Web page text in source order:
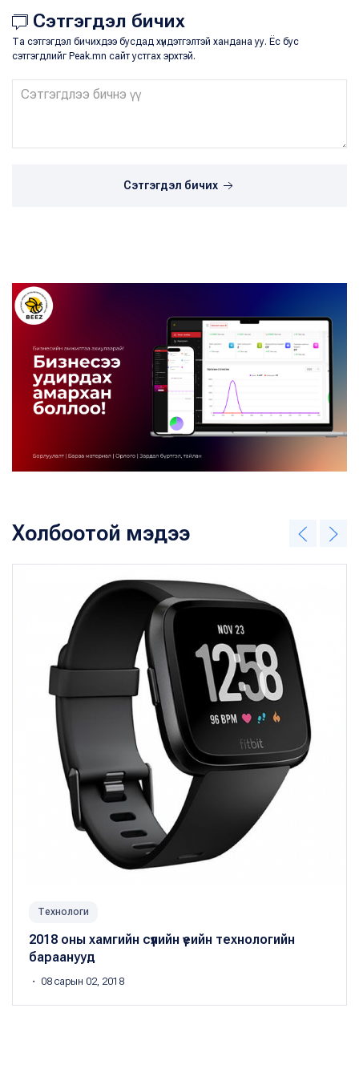
Сэтгэгдэл бичих
Та сэтгэгдэл бичихдээ бусдад хүндэтгэлтэй хандана уу. Ёс бус
сэтгэгдлийг Peak.mn сайт устгах эрхтэй.
Сэтгэгдэл бичих
Холбоотой мэдээ
Технологи
2018 оны хамгийн сүүлийн үеийн технологийн
бараанууд
・ 08 сарын 02, 2018